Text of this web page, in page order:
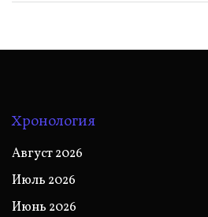
Хронология
Август 2026
Июль 2026
Июнь 2026